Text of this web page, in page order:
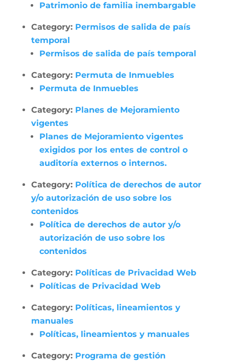
Patrimonio de familia inembargable
Category: Permisos de salida de país
temporal
Permisos de salida de país temporal
Category: Permuta de Inmuebles
Permuta de Inmuebles
Category: Planes de Mejoramiento
vigentes
Planes de Mejoramiento vigentes
exigidos por los entes de control o
auditoría externos o internos.
Category: Política de derechos de autor
y/o autorización de uso sobre los
contenidos
Política de derechos de autor y/o
autorización de uso sobre los
contenidos
Category: Políticas de Privacidad Web
Políticas de Privacidad Web
Category: Políticas, lineamientos y
manuales
Políticas, lineamientos y manuales
Category: Programa de gestión